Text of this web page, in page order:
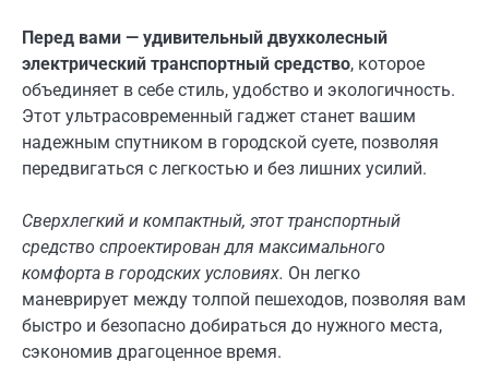
Перед вами — удивительный двухколесный
электрический транспортный средство, которое
объединяет в себе стиль, удобство и экологичность.
Этот ультрасовременный гаджет станет вашим
надежным спутником в городской суете, позволяя
передвигаться с легкостью и без лишних усилий.
Сверхлегкий и компактный, этот транспортный
средство спроектирован для максимального
комфорта в городских условиях. Он легко
маневрирует между толпой пешеходов, позволяя вам
быстро и безопасно добираться до нужного места,
сэкономив драгоценное время.